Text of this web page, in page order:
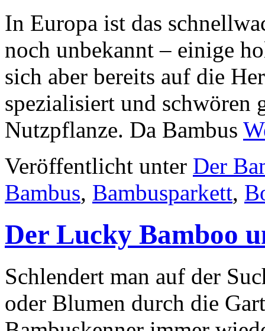
In Europa ist das
noch unbekannt – einige
sich aber bereits auf die
spezialisiert und schwören
Nutzpflanze. Da Bambus
Veröffentlicht unter Der
Bambus, Bambusparkett,
Der Lucky Bamboo
Schlendert man auf der
oder Blumen durch die